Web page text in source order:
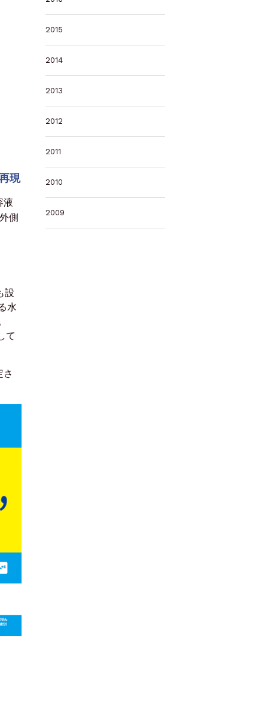
現
液
側
設
水
て
2015
2014
2013
2012
2011
2010
2009